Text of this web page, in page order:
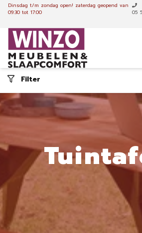
Dinsdag t/m zondag open! zaterdag geopend van
09:30 tot 17:00
05
Filter